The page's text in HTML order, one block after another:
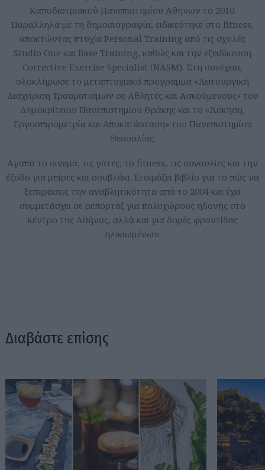
Καποδιστριακού Πανεπιστημίου Αθηνών το 2010.
Παράλληλα με τη δημοσιογραφία, ειδικεύτηκε στο fitness,
αποκτώντας πτυχία Personal Training από τις σχολές
Studio One και Base Training, καθώς και την εξειδίκευση
Corrective Exercise Specialist (NASM). Στη συνέχεια,
ολοκλήρωσε το μεταπτυχιακό πρόγραμμα «Λειτουργική
Διαχείριση Τραυματισμών σε Αθλητές και Ασκούμενους» του
Δημοκρίτειου Πανεπιστημίου Θράκης και το «Άσκηση,
Εργοσπιρομετρία και Αποκατάσταση» του Πανεπιστημίου
Θεσσαλίας.
Aγαπά το σινεμά, τις γάτες, το fitness, τις συναυλίες και την
έξοδο για μπίρες και σουβλάκι. Ετοιμάζει βιβλίο για το πώς να
ξεπεράσεις την αναβλητικότητα από το 2004 και έχει
συμμετάσχει σε ρεπορτάζ για πολυχώρους ηδονής στο
κέντρο της Αθήνας, αλλά και για δομές φροντίδας
ηλικιωμένων.
Διαβάστε επίσης